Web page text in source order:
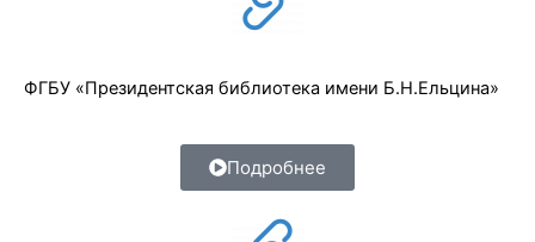
ФГБУ «Президентская библиотека имени Б.Н.Ельцина»
Подробнее